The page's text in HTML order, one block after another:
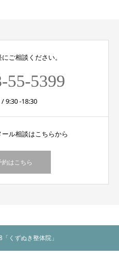
ご相談ください。
55-5399
9:30 -18:30
ル相談はこちらから
約はこちら
くずぬき整体院」